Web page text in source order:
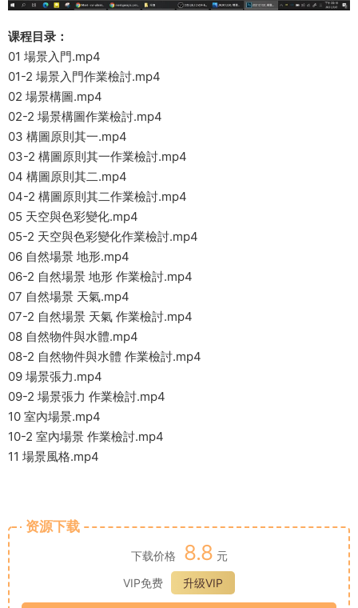
课程目录：
01 場景入門.mp4
01-2 場景入門作業檢討.mp4
02 場景構圖.mp4
02-2 場景構圖作業檢討.mp4
03 構圖原則其一.mp4
03-2 構圖原則其一作業檢討.mp4
04 構圖原則其二.mp4
04-2 構圖原則其二作業檢討.mp4
05 天空與色彩變化.mp4
05-2 天空與色彩變化作業檢討.mp4
06 自然場景 地形.mp4
06-2 自然場景 地形 作業檢討.mp4
07 自然場景 天氣.mp4
07-2 自然場景 天氣 作業檢討.mp4
08 自然物件與水體.mp4
08-2 自然物件與水體 作業檢討.mp4
09 場景張力.mp4
09-2 場景張力 作業檢討.mp4
10 室內場景.mp4
10-2 室內場景 作業檢討.mp4
11 場景風格.mp4
资源下载
下载价格 8.8 元
VIP免费
升级VIP